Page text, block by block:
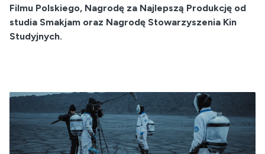
Filmu Polskiego, Nagrodę za Najlepszą Produkcję od
studia Smakjam oraz Nagrodę Stowarzyszenia Kin
Studyjnych.